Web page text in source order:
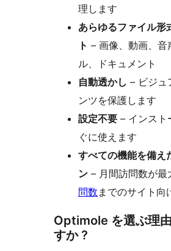
理します
あらゆるファイル形
ト – 画像、動画、音
ル、ドキュメント
自動透かし – ビジュ
ンツを保護します
設定不要 – インスト
ぐに使えます
すべての機能を備え
ン – 月間訪問数が
問数 までのサイト向
Optimole を選ぶ理
すか ?